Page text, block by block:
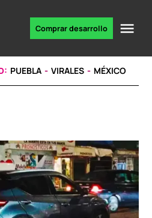
Comprar desarrollo
PUEBLA VIRALES MÉXICO